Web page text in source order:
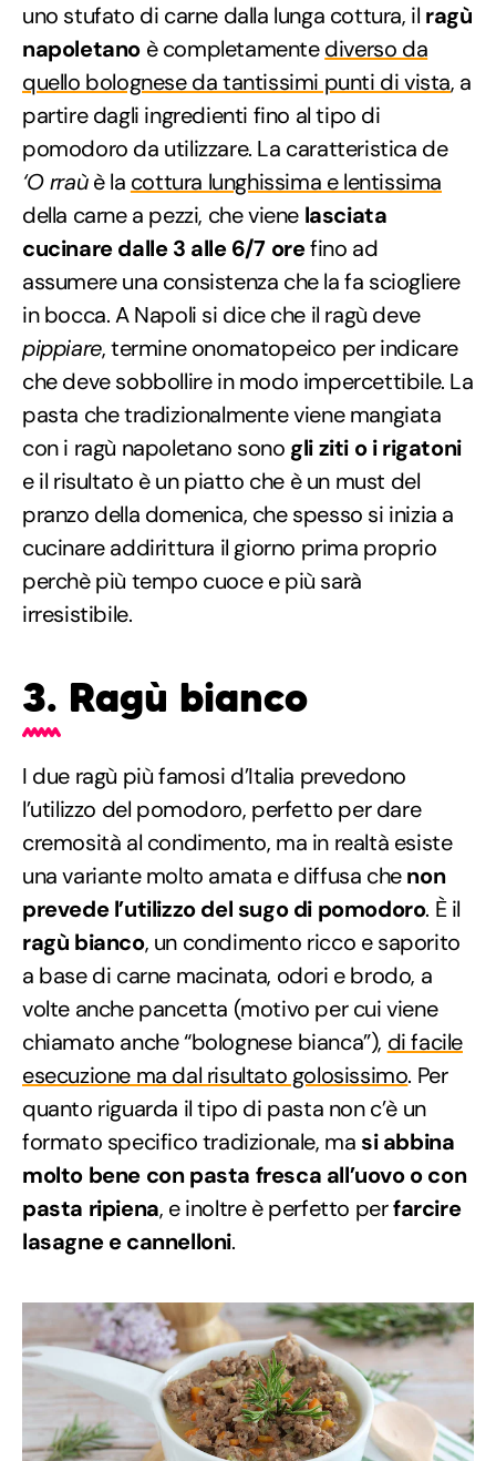
uno stufato di carne dalla lunga cottura, il ragù
napoletano è completamentediverso da
quello bolognese da tantissimi punti di vista, a
partire dagli ingredienti fino al tipo di
pomodoro da utilizzare. La caratteristica de
‘O rraùè la cottura lunghissima e lentissima
della carne a pezzi, che viene lasciata
cucinare dalle 3 alle 6/7 orefino ad
assumere una consistenza che la fa sciogliere
in bocca. A Napoli si dice che il ragù deve
pippiare, termine onomatopeico per indicare
che deve sobbollire in modo impercettibile. La
pasta che tradizionalmente viene mangiata
con i ragù napoletano sono gli ziti o i rigatoni
e il risultato è un piatto che è un must del
pranzo della domenica, che spesso si inizia a
cucinare addirittura il giorno prima proprio
perchè più tempo cuoce e più sarà
irresistibile.
3. Ragù bianco
I due ragù più famosi d’Italia prevedono
l’utilizzo del pomodoro, perfetto per dare
cremosità al condimento, ma in realtà esiste
una variante molto amata e diffusa chenon
prevede l’utilizzo del sugo di pomodoro. È il
ragù bianco, un condimento ricco e saporito
a base di carne macinata, odori e brodo, a
volte anche pancetta (motivo per cui viene
chiamato anche “bolognese bianca”), di facile
esecuzione ma dal risultato golosissimo. Per
quanto riguarda il tipo di pasta non c’è un
formato specifico tradizionale, ma si abbina
molto bene con pasta fresca all’uovo o con
pasta ripiena, e inoltre è perfetto perfarcire
lasagne e cannelloni.